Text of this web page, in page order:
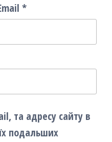
*
та адресу сайту в
подальших